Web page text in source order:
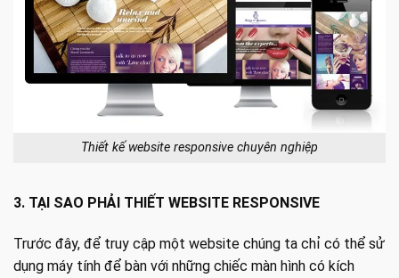
Thiết kế website responsive chuyên nghiệp
3. TẠI SAO PHẢI THIẾT WEBSITE RESPONSIVE
Trước đây, để truy cập một website chúng ta chỉ có thể sử
dụng máy tính để bàn với những chiếc màn hình có kích